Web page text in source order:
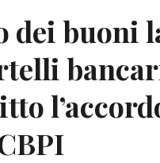
dei buoni